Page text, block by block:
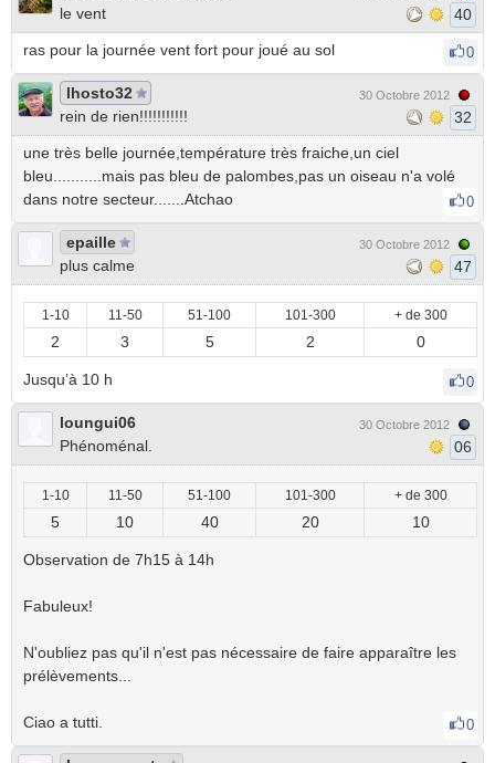
le vent
40
ras pour la journée vent fort pour joué au sol
0
lhosto32
rein de rien!!!!!!!!!!!
30 Octobre 2012
32
une très belle journée,température très fraiche,un ciel
bleu...........mais pas bleu de palombes,pas un oiseau n'a volé
dans notre secteur.......Atchao
0
epaille
plus calme
30 Octobre 2012
47
1-10 11-50 51-100 101-300 + de 300
2 3 5 2 0
Jusqu’à 10 h 0
loungui06
Phénoménal.
30 Octobre 2012
06
1-10 11-50 51-100 101-300 + de 300
5 10 40 20 10
Observation de 7h15 à 14h
Fabuleux!
N'oubliez pas qu'il n'est pas nécessaire de faire apparaître les
prélèvements...
Ciao a tutti. 0